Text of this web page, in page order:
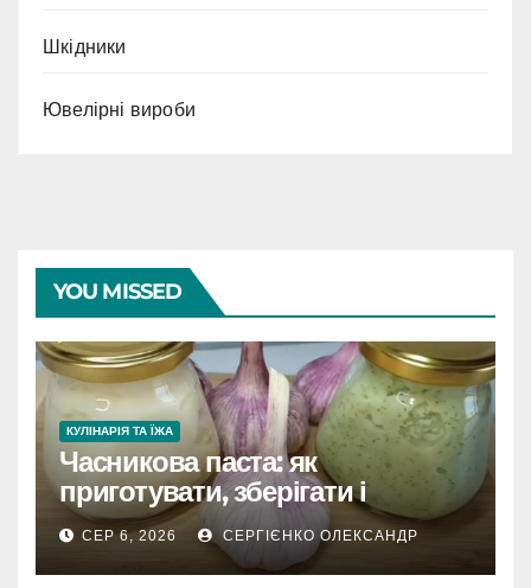
Шкідники
Ювелірні вироби
YOU MISSED
КУЛІНАРІЯ ТА ЇЖА
Часникова паста: як
приготувати, зберігати і
розкрити весь смак
СЕР 6, 2026 СЕРГІЄНКО ОЛЕКСАНДР